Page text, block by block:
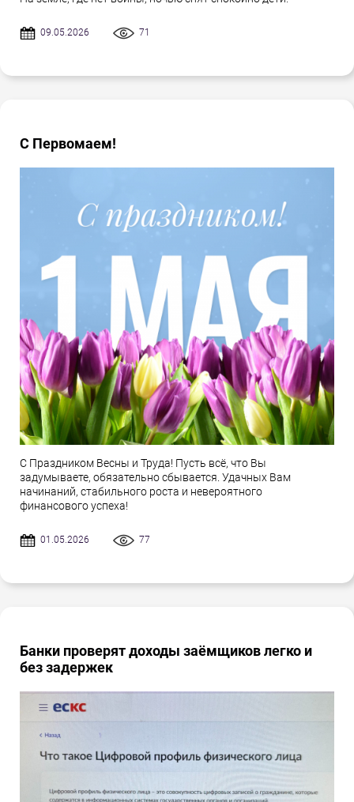
09.05.2026 71
С Первомаем!
С Праздником Весны и Труда! Пусть всё, что Вы
задумываете, обязательно сбывается. Удачных Вам
начинаний, стабильного роста и невероятного
финансового успеха!
01.05.2026 77
Банки проверят доходы заёмщиков легко и
без задержек